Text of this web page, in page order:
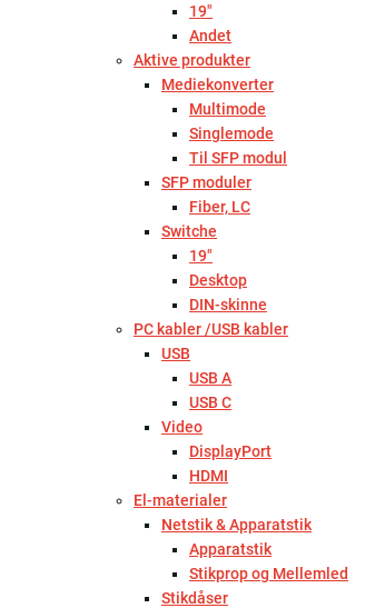
19"
Andet
Aktive produkter
Mediekonverter
Multimode
Singlemode
Til SFP modul
SFP moduler
Fiber, LC
Switche
19"
Desktop
DIN-skinne
PC kabler /USB kabler
USB
USB A
USB C
Video
DisplayPort
HDMI
El-materialer
Netstik & Apparatstik
Apparatstik
Stikprop og Mellemled
Stikdåser